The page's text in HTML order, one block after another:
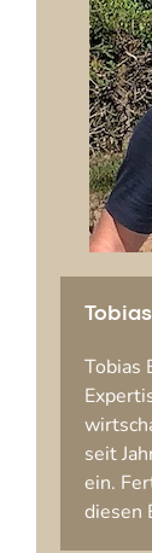
Tobias
seit
ein.
diesen